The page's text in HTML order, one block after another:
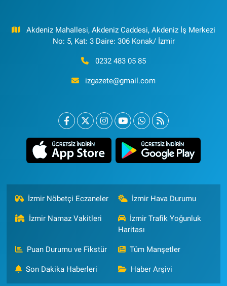
Akdeniz Mahallesi, Akdeniz Caddesi, Akdeniz İş Merkezi
No: 5, Kat: 3 Daire: 306 Konak/ İzmir
0232 483 05 85
izgazete@gmail.com
İzmir Nöbetçi Eczaneler İzmir Hava Durumu
İzmir Namaz Vakitleri
İzmir Trafik Yoğunluk
Haritası
Puan Durumu ve Fikstür Tüm Manşetler
Son Dakika Haberleri Haber Arşivi